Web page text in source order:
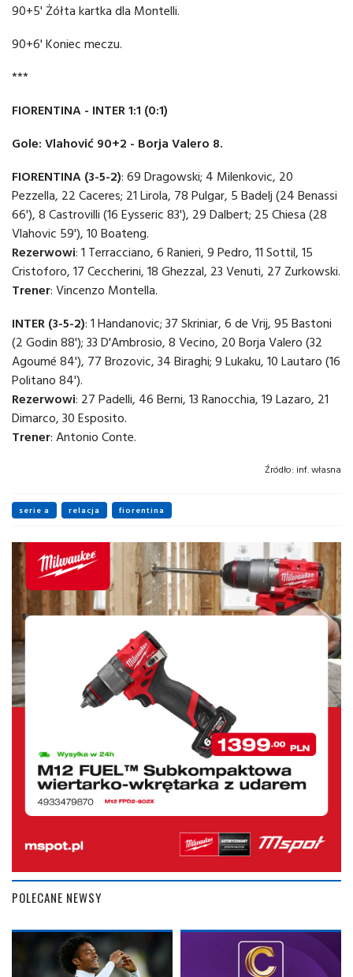
90+5' Żółta kartka dla Montelli.
90+6' Koniec meczu.
***
FIORENTINA - INTER 1:1 (0:1)
Gole: Vlahović 90+2 - Borja Valero 8.
FIORENTINA (3-5-2): 69 Dragowski; 4 Milenkovic, 20
Pezzella, 22 Caceres; 21 Lirola, 78 Pulgar, 5 Badelj (24 Benassi
66'), 8 Castrovilli (16 Eysseric 83'), 29 Dalbert; 25 Chiesa (28
Vlahovic 59'), 10 Boateng.
Rezerwowi: 1 Terracciano, 6 Ranieri, 9 Pedro, 11 Sottil, 15
Cristoforo, 17 Ceccherini, 18 Ghezzal, 23 Venuti, 27 Zurkowski.
Trener: Vincenzo Montella.
INTER (3-5-2): 1 Handanovic; 37 Skriniar, 6 de Vrij, 95 Bastoni
(2 Godin 88'); 33 D'Ambrosio, 8 Vecino, 20 Borja Valero (32
Agoumé 84'), 77 Brozovic, 34 Biraghi; 9 Lukaku, 10 Lautaro (16
Politano 84').
Rezerwowi: 27 Padelli, 46 Berni, 13 Ranocchia, 19 Lazaro, 21
Dimarco, 30 Esposito.
Trener: Antonio Conte.
Źródło: inf. własna
serie a relacja fiorentina
POLECANE NEWSY